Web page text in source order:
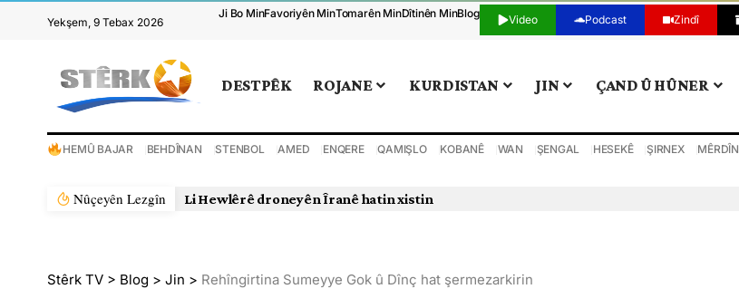
Yekşem, 9 Tebax 2026
Ji Bo MinFavoriyên MinTomarên MinDîtinên MinBlog Video Podcast Zindî
DESTPÊK ROJANE KURDISTAN JIN ÇAND Û HÛNER
HEMÛ BAJAR BEHDÎNAN STENBOL AMED ENQERE QAMIŞLO KOBANÊ WAN ŞENGAL HESEKÊ ŞIRNEX MÊRDÎN
Nûçeyên Lezgîn Li Hewlêrê droneyên Îranê hatin xistin
Stêrk TV > Blog > Jin > Rehîngirtina Sumeyye Gok û Dînç hat şermezarkirin